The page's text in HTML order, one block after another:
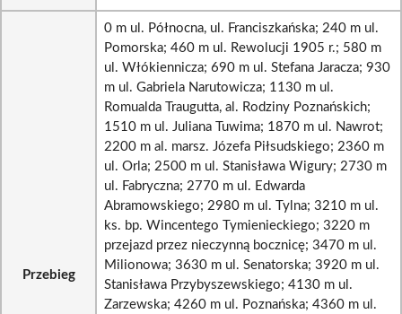
Przebieg
0 m ul. Północna, ul. Franciszkańska; 240 m ul.
Pomorska; 460 m ul. Rewolucji 1905 r.; 580 m
ul. Włókiennicza; 690 m ul. Stefana Jaracza; 930
m ul. Gabriela Narutowicza; 1130 m ul.
Romualda Traugutta, al. Rodziny Poznańskich;
1510 m ul. Juliana Tuwima; 1870 m ul. Nawrot;
2200 m al. marsz. Józefa Piłsudskiego; 2360 m
ul. Orla; 2500 m ul. Stanisława Wigury; 2730 m
ul. Fabryczna; 2770 m ul. Edwarda
Abramowskiego; 2980 m ul. Tylna; 3210 m ul.
ks. bp. Wincentego Tymienieckiego; 3220 m
przejazd przez nieczynną bocznicę; 3470 m ul.
Milionowa; 3630 m ul. Senatorska; 3920 m ul.
Stanisława Przybyszewskiego; 4130 m ul.
Zarzewska; 4260 m ul. Poznańska; 4360 m ul.